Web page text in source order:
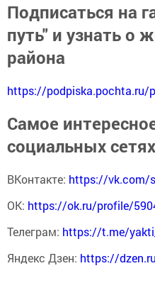
Подписаться на
путь" и узнать о
района
https://podpiska.pochta.ru/
Самое
социальных сетях
ВКонтакте: https://vk.com/
ОК: https://ok.ru/profile/
Телеграм: https://t.me/
Яндекс Дзен: https://